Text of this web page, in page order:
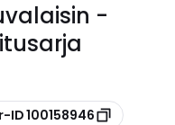
-
ID 100158946